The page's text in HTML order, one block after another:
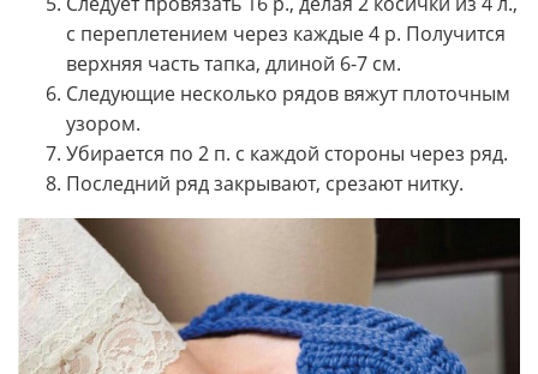
с переплетением через каждые 4 р. Получится
верхняя часть тапка, длиной 6-7 см.
Следующие несколько рядов вяжут плоточным
узором.
Убирается по 2 п. с каждой стороны через ряд.
Последний ряд закрывают, срезают нитку.